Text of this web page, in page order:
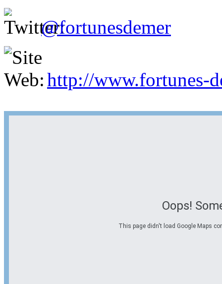
@fortunesdemer
http://www.fortunes-
Oops!
This page didn't load Google Maps